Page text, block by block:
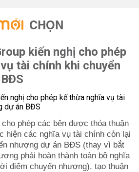
CHỌN
kiến nghị cho phép
tài chính khi chuyển
phép các bên được thỏa thuận
hiện các nghĩa vụ tài chính còn lại
nhượng dự án BĐS (thay vì bắt
phải hoàn thành toàn bộ nghĩa
điểm chuyển nhượng), tạo thuận